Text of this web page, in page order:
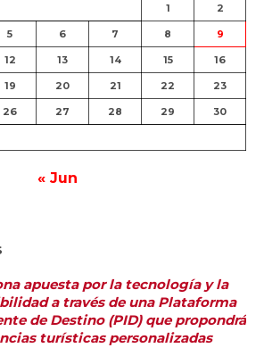
1 2
5 6 7 8 9
12 13 14 15 16
19 20 21 22 23
26 27 28 29 30
« Jun
apuesta por la tecnología y la
a través de una Plataforma
de Destino (PID) que propondrá
turísticas personalizadas